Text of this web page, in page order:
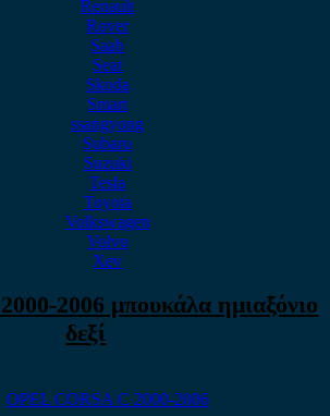
Renault
Rover
Saab
Seat
Skoda
Smart
ssangyong
Subaru
Suzuki
Tesla
Toyota
Volkswagen
Volvo
Xev
2006 μπουκάλα ημιαξόνιο
δεξί
OPEL CORSA C 2000-2006